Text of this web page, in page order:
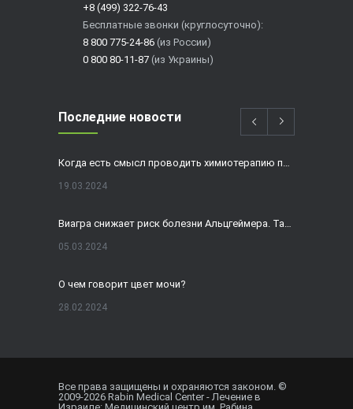
+8 (499) 322-76-43
Бесплатные звонки (круглосуточно):
8 800 775-24-86 (из России)
0 800 80-11-87 (из Украины)
Последние новости
19.03.2024
05.03.2024
О чем говорит цвет мочи?
28.02.2024
Все права защищены и охраняются законом. ©
2009-2026 Rabin Medical Center - Лечение в